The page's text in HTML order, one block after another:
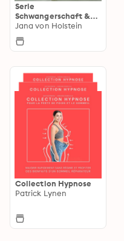
Serie
Schwangerschaft &
Geburt
Jana von Holstein
Collection Hypnose
Patrick Lynen